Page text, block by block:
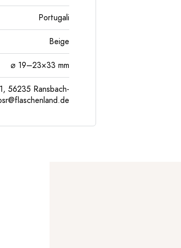
Portugali
Beige
⌀ 19–23×33 mm
56235 Ransbach-